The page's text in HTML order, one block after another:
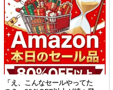
「え、こんなセールやってた